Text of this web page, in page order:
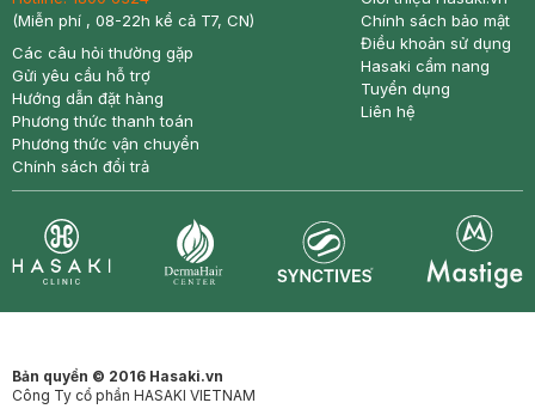
(Miễn phí , 08-22h kể cả T7, CN)
Các câu hỏi thường gặp
Gửi yêu cầu hỗ trợ
Hướng dẫn đặt hàng
Phương thức thanh toán
Phương thức vận chuyển
Chính sách đổi trả
Chính sách bảo mật
Điều khoản sử dụng
Hasaki cẩm nang
Tuyển dụng
Liên hệ
Bản quyền © 2016 Hasaki.vn
Công Ty cổ phần HASAKI VIETNAM